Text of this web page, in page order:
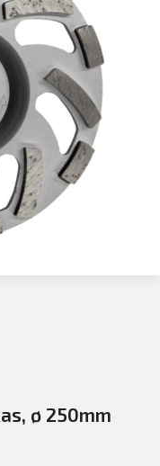
ø 250mm